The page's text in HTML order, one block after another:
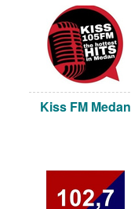
Kiss FM Medan